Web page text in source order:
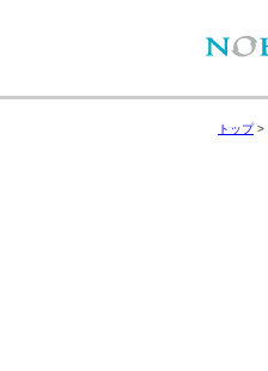
トップ>